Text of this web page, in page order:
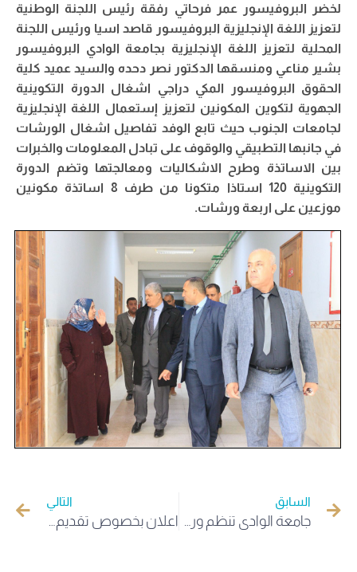
لخضر البروفيسور عمر فرحاتي رفقة رئيس اللجنة الوطنية
لتعزيز اللغة الإنجليزية البروفيسور قاصد اسيا ورئيس اللجنة
المحلية لتعزيز اللغة الإنجليزية بجامعة الوادي البروفيسور
بشير مناعي ومنسقها الدكتور نصر دحده والسيد عميد كلية
الحقوق البروفيسور المكي دراجي اشغال الدورة التكوينية
الجهوية لتكوين المكونين لتعزيز إستعمال اللغة الإنجليزية
لجامعات الجنوب حيث تابع الوفد تفاصيل اشغال الورشات
في جانبها التطبيقي والوقوف على تبادل المعلومات والخبرات
بين الاساتذة وطرح الاشكاليات ومعالجتها وتضم الدورة
التكوينية 120 استاذا متكونا من طرف 8 اساتذة مكونين
موزعين على اربعة ورشات.
السابق التالي